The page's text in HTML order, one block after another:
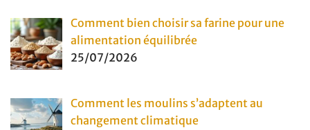
Comment bien choisir sa farine pour une
alimentation équilibrée
25/07/2026
Comment les moulins s’adaptent au
changement climatique